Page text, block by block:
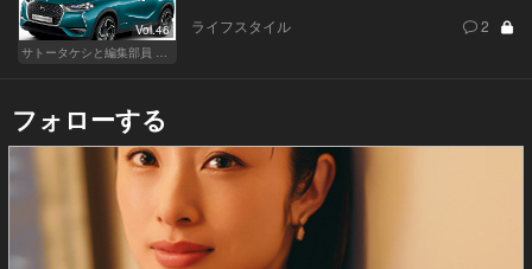
Vol.46
ライフスタイル 2
フォローする